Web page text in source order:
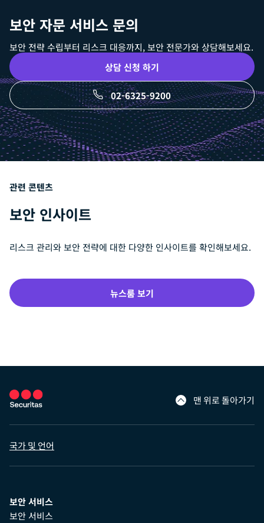
보안 자문 서비스 문의
보안 전략 수립부터 리스크 대응까지, 보안 전문가와 상담해보세요.
02-6325-9200
상담 신청 하기
관련 콘텐츠
보안 인사이트
리스크 관리와 보안 전략에 대한 다양한 인사이트를 확인해보세요.
뉴스룸 보기
맨 위로 돌아가기
국가 및 언어
보안 서비스
보안 서비스